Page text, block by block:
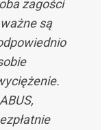
zagości
są